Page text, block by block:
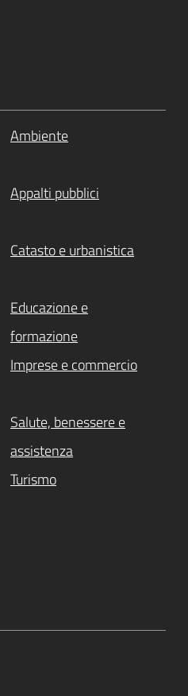
Ambiente
Appalti pubblici
Catasto e urbanistica
Educazione e
formazione
Imprese e commercio
Salute, benessere e
assistenza
Turismo